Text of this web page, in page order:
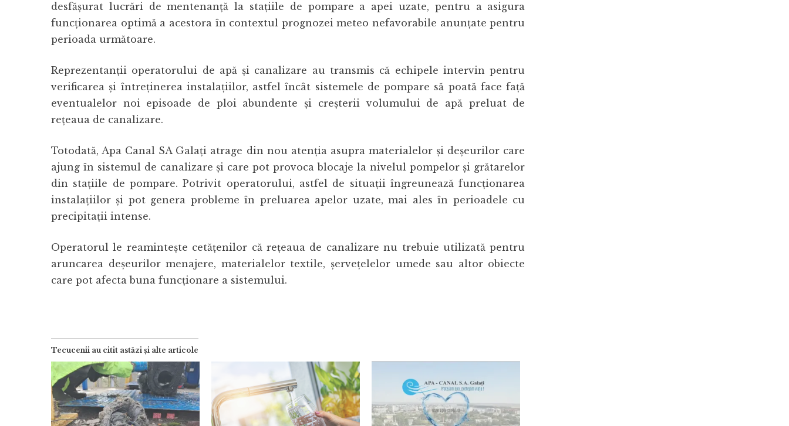
desfășurat lucrări de mentenanță la stațiile de pompare a apei uzate, pentru a asigura
funcționarea optimă a acestora în contextul prognozei meteo nefavorabile anunțate pentru
perioada următoare.
Reprezentanții operatorului de apă și canalizare au transmis că echipele intervin pentru
verificarea și întreținerea instalațiilor, astfel încât sistemele de pompare să poată face față
eventualelor noi episoade de ploi abundente și creșterii volumului de apă preluat de
rețeaua de canalizare.
Totodată, Apa Canal SA Galați atrage din nou atenția asupra materialelor și deșeurilor care
ajung în sistemul de canalizare și care pot provoca blocaje la nivelul pompelor și grătarelor
din stațiile de pompare. Potrivit operatorului, astfel de situații îngreunează funcționarea
instalațiilor și pot genera probleme în preluarea apelor uzate, mai ales în perioadele cu
precipitații intense.
Operatorul le reamintește cetățenilor că rețeaua de canalizare nu trebuie utilizată pentru
aruncarea deșeurilor menajere, materialelor textile, șervețelelor umede sau altor obiecte
care pot afecta buna funcționare a sistemului.
Tecucenii au citit astăzi și alte articole